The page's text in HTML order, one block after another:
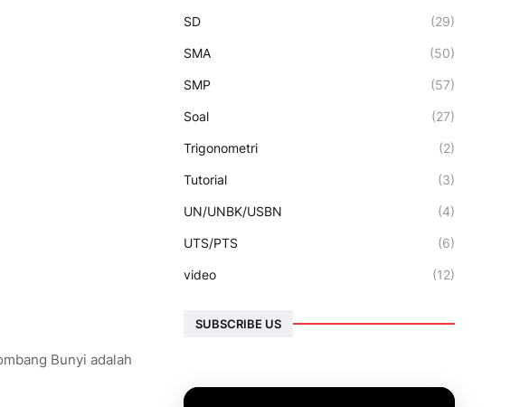
Bunyi adalah
SD (29)
SMA (50)
SMP (57)
Soal (27)
Trigonometri (2)
Tutorial (3)
UN/UNBK/USBN (4)
UTS/PTS (6)
video (12)
SUBSCRIBE US